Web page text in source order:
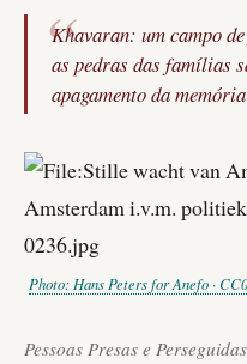
Khavaran: um campo
as pedras das famílias
apagamento da
Photo: Hans Peters for Anefo ·
Pessoas Presas e